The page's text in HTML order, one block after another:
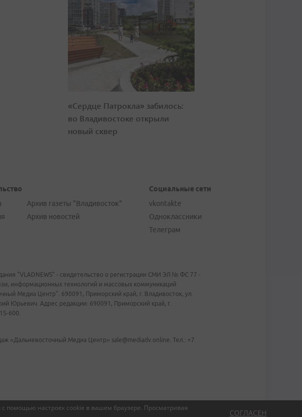
помощью настроек cookie в вашем браузере. Просматривая
СОГЛАСЕН
«Сердце Патрокла» забилось:
во Владивостоке открыли
новый сквер
Архив газеты "Владивосток"
Архив новостей
Социальные сети
vkontakte
Одноклассники
Телеграм
"VLADNEWS" - свидетельство о регистрации СМИ ЭЛ № ФС 77 -
информационных технологий и массовых коммуникаций
Медиа Центр". 690091, Приморский край, г. Владивосток, ул.
Юрьевич. Адрес редакции: 690091, Приморский край, г.
600.
«Дальневосточный Медиа Центр» sale@mediadv.online. Тел.: +7